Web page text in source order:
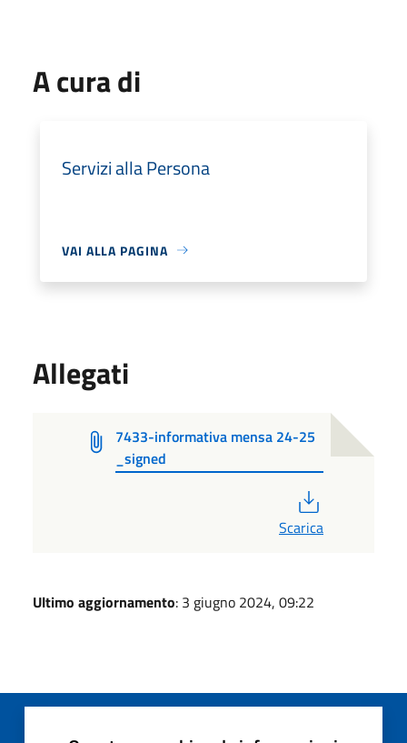
A cura di
Servizi alla Persona
VAI ALLA PAGINA
Allegati
7433-informativa mensa 24-25
_signed
Scarica
Ultimo aggiornamento: 3 giugno 2024, 09:22